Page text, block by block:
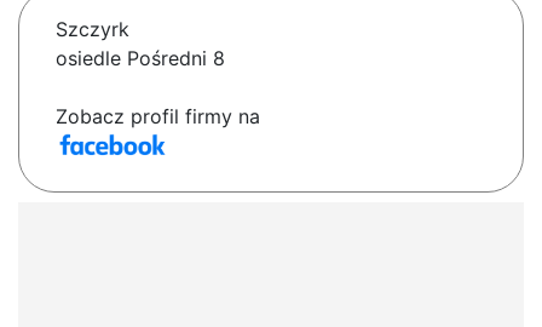
Szczyrk
osiedle Pośredni 8
Zobacz profil firmy na